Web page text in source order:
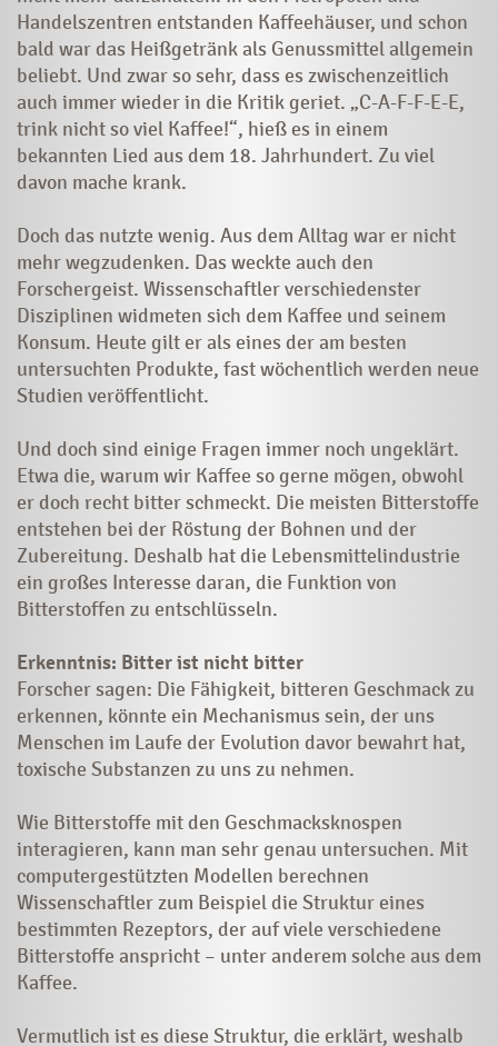
Handelszentren entstanden Kaffeehäuser, und schon
bald war das Heißgetränk als Genussmittel allgemein
beliebt. Und zwar so sehr, dass es zwischenzeitlich
auch immer wieder in die Kritik geriet. „C-A-F-F-E-E,
trink nicht so viel Kaffee!“, hieß es in einem
bekannten Lied aus dem 18. Jahrhundert. Zu viel
davon mache krank.
Doch das nutzte wenig. Aus dem Alltag war er nicht
mehr wegzudenken. Das weckte auch den
Forschergeist. Wissenschaftler verschiedenster
Disziplinen widmeten sich dem Kaffee und seinem
Konsum. Heute gilt er als eines der am besten
untersuchten Produkte, fast wöchentlich werden neue
Studien veröffentlicht.
Und doch sind einige Fragen immer noch ungeklärt.
Etwa die, warum wir Kaffee so gerne mögen, obwohl
er doch recht bitter schmeckt. Die meisten Bitterstoffe
entstehen bei der Röstung der Bohnen und der
Zubereitung. Deshalb hat die Lebensmittelindus­trie
ein großes Interesse daran, die Funktion von
Bitterstoffen zu entschlüsseln.
Erkenntnis: Bitter ist nicht bitter
Forscher sagen: Die Fähigkeit, bitteren Geschmack zu
erkennen, könnte ein Mechanismus sein, der uns
Menschen im Laufe der Evolution davor bewahrt hat,
toxische Substanzen zu uns zu nehmen.
Wie Bitterstoffe mit den Geschmacksknospen
interagieren, kann man sehr genau untersuchen. Mit
computergestützten Modellen berechnen
Wissenschaftler zum Beispiel die Struktur eines
bestimmten Rezeptors, der auf viele verschiedene
Bitterstoffe anspricht – unter anderem solche aus dem
Kaffee.
Vermutlich ist es diese Struktur, die erklärt, weshalb